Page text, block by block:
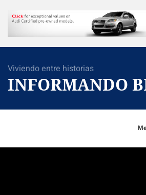
Skip
the
Viviendo entre historias
INFORMANDO